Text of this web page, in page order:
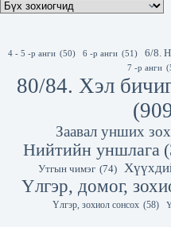
4 - 5 -р анги (50) 6 -р анги (51) 6/8.
7 -р анги
80/84. Хэл
Заавал унших
Нийтийн уншлага
Утгын чимэг (74)
Үлгэр, домог,
Үлгэр, зохиол сонсох (58)